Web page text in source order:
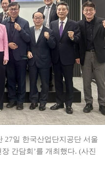
27일 한국산업단지공단 서울
간담회’를 개최했다. (사진